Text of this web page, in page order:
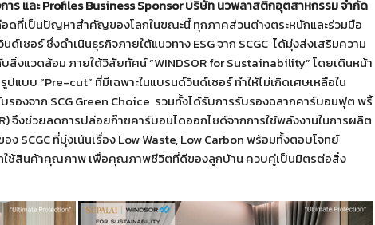
ร และProfiles Business Sponsor บริษัท นวพลาสติกอุตสาหกรรม จำกัด
อดที่เป็นปัญหาสำคัญของโลกในขณะนี้ ทุกภาคส่วนต่างตระหนักและร่วมมือ
ซอร์ ซึ่งดำเนินธุรกิจภายใต้แนวทาง ESG จาก SCGC ได้มุ่งส่งเสริมความ
งแวดล้อม ภายใต้วิสัยทัศน์ “WINDSOR for Sustainability” โดยเดินหน้า
บบ “Pre-cut” ที่มีเฉพาะในแบรนด์วินด์เซอร์ ทำให้ไม่เกิดเศษเหลือใน
รองจาก SCG Green Choice รวมทั้งได้รับการรับรองฉลากคาร์บอนฟุต พริ้
จึงช่วยลดการปล่อยก๊าซคาร์บอนไดออกไซด์จากการใช้พลังงานในการผลิต
SCGC ที่มุ่งเน้นเรื่อง Low Waste, Low Carbon พร้อมทั้งตอบโจทย์
ใช้สินค้าคุณภาพ เพื่อคุณภาพชีวิตที่ดีของลูกบ้าน ควบคู่เป็นมิตรต่อสิ่ง